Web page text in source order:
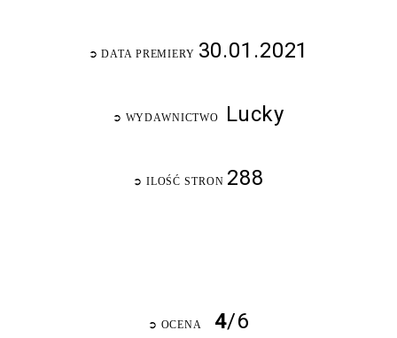
➲ DATA PREMIERY 30.01.2021
➲ WYDAWNICTWO Lucky
➲ ILOŚĆ STRON 288
➲ OCENA 4/6